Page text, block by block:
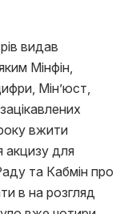
видав
Мінфін,
Мін’юст,
вжити
акцизу для
та Кабмін про
в на розгляд